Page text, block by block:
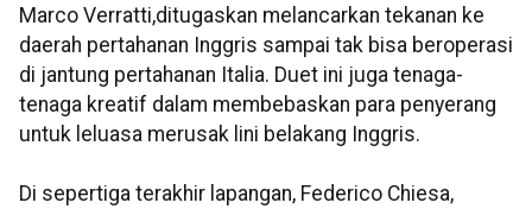
Marco Verratti,ditugaskan melancarkan tekanan ke
daerah pertahanan Inggris sampai tak bisa beroperasi
di jantung pertahanan Italia. Duet ini juga tenaga-
tenaga kreatif dalam membebaskan para penyerang
untuk leluasa merusak lini belakang Inggris.
Di sepertiga terakhir lapangan, Federico Chiesa,